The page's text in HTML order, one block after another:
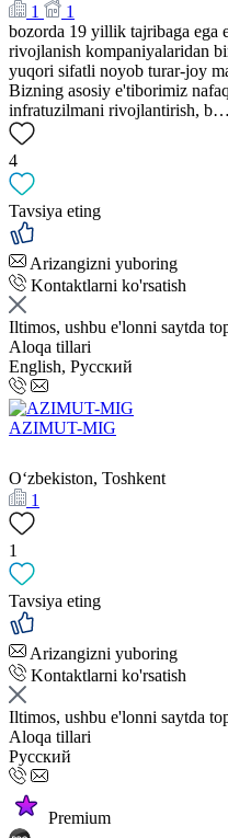
1
1
bozorda 19 yillik tajribaga ega
rivojlanish kompaniyalaridan
yuqori sifatli noyob turar-joy
Bizning asosiy e'tiborimiz
infratuzilmani rivojlantirish, b…
4
Tavsiya eting
Arizangizni yuboring
Kontaktlarni ko'rsatish
Iltimos, ushbu e'lonni saytda
Aloqa tillari
English, Русский
AZIMUT-MIG
Oʻzbekiston, Toshkent
1
1
Tavsiya eting
Arizangizni yuboring
Kontaktlarni ko'rsatish
Iltimos, ushbu e'lonni saytda
Aloqa tillari
Русский
Premium